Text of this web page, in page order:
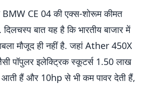
BMW CE 04 की एक्स-शोरूम कीमत
बात यह है कि भारतीय बाजार में
मौजूद ही नहीं है. जहां Ather 450X
पॉपुलर इलेक्ट्रिक स्कूटर्स 1.50 लाख
हैं और 10hp से भी कम पावर देती हैं,